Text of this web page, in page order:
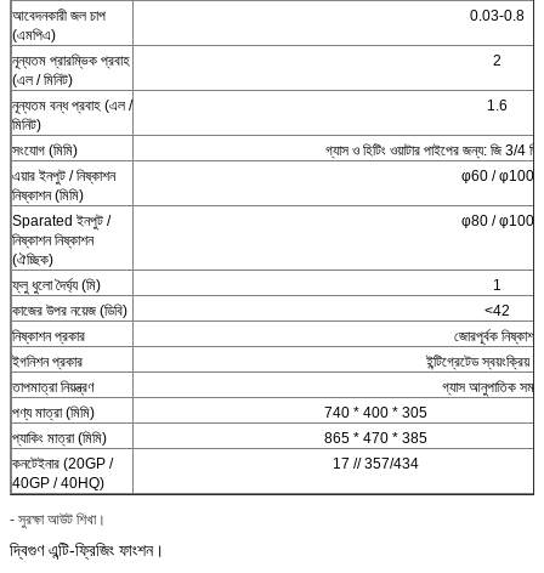
আবেদনকারী জল চাপ
(এমপিএ)
0.03-0.8
নূন্যতম প্রারম্ভিক প্রবাহ
(এল / মিনিট)
2
নূন্যতম বন্ধ প্রবাহ (এল /
মিনিট)
1.6
সংযোগ (মিমি)
গ্যাস ও হিটিং ওয়াটার পাইপের জন্য: জি 3/4
এয়ার ইনপুট / নিষ্কাশন
নিষ্কাশন (মিমি)
φ60 / φ100
Sparated ইনপুট /
নিষ্কাশন নিষ্কাশন
(ঐচ্ছিক)
φ80 / φ100
ফ্লু ধুলো দৈর্ঘ্য (মি)
1
কাজের উপর নয়েজ (ডিবি)
<42
নিষ্কাশন প্রকার
জোরপূর্বক নিষ্কাশন
ইগনিশন প্রকার
ইন্টিগ্রেটেড স্বয়ংক্রিয়
তাপমাত্রা নিয়ন্ত্রণ
গ্যাস আনুপাতিক
পণ্য মাত্রা (মিমি)
740 * 400 * 305
প্যাকিং মাত্রা (মিমি)
865 * 470 * 385
কনটেইনার (20GP /
40GP / 40HQ)
17 // 357/434
- সুরক্ষা আউট শিখা।
দ্বিগুণ এন্টি-ফ্রিজিং ফাংশন।